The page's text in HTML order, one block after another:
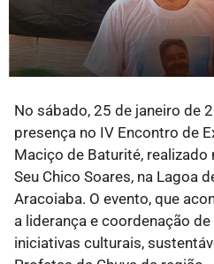
No sábado, 25 de janeiro de
presença no IV Encontro de
Maciço de Baturité, realizado
Seu Chico Soares, na Lagoa
Aracoiaba. O evento, que
a liderança e coordenação
iniciativas culturais,